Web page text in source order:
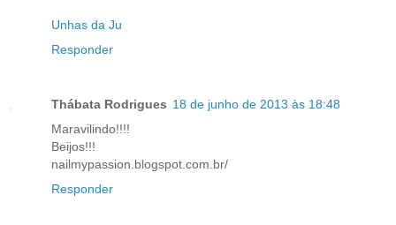
Unhas da Ju
Responder
Thábata Rodrigues 18 de junho de 2013 às 18:48
Maravilindo!!!!
Beijos!!!
nailmypassion.blogspot.com.br/
Responder